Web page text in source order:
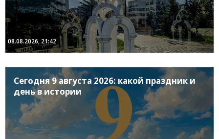
08.08.2026, 21:42
Сегодня 9 августа 2026: какой праздник и
день в истории